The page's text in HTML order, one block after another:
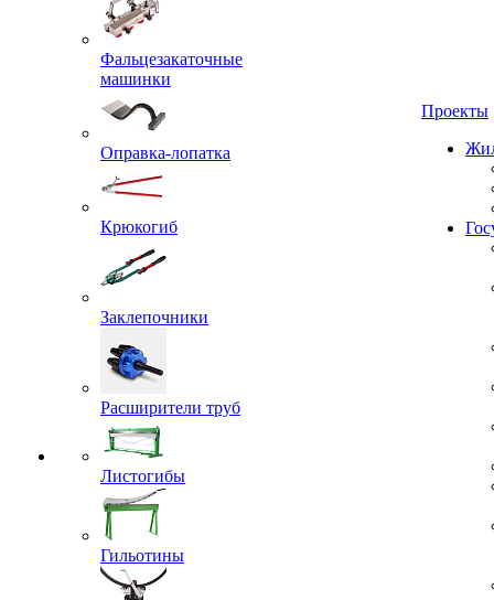
Фальцезакаточные
машинки
Оправка-лопатка
Крюкогиб
Заклепочники
Расширители труб
Листогибы
Гильотины